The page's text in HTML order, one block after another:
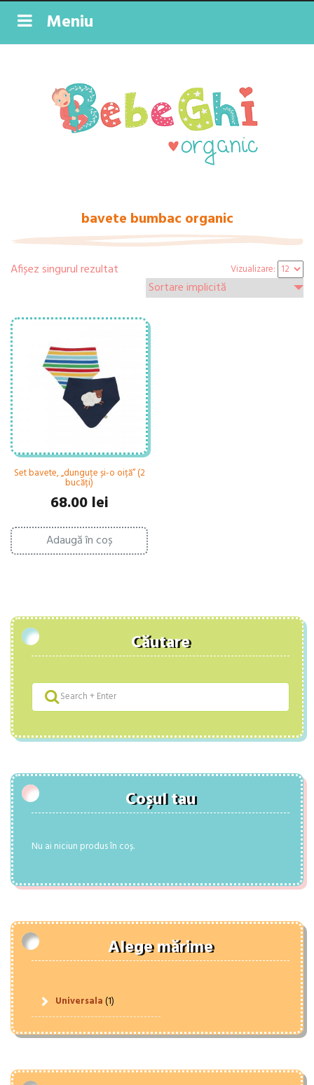
Meniu
bavete bumbac organic
Afișez singurul rezultat Vizualizare:
Set bavete, „dunguțe și-o oiță” (2
bucăți)
68.00 lei
Adaugă în coș
Căutare
Coșul tau
Nu ai niciun produs în coș.
Alege mărime
Universala(1)